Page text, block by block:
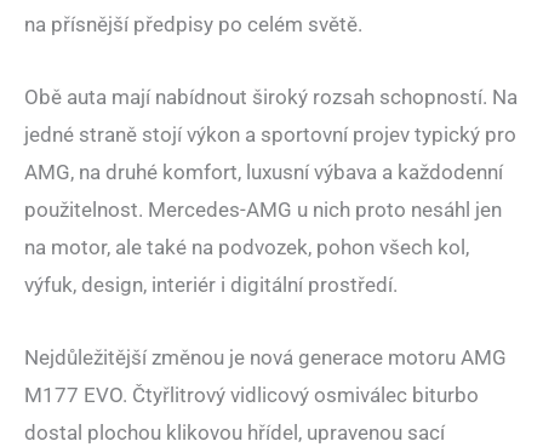
na přísnější předpisy po celém světě.
Obě auta mají nabídnout široký rozsah schopností. Na
jedné straně stojí výkon a sportovní projev typický pro
AMG, na druhé komfort, luxusní výbava a každodenní
použitelnost. Mercedes-AMG u nich proto nesáhl jen
na motor, ale také na podvozek, pohon všech kol,
výfuk, design, interiér i digitální prostředí.
Nejdůležitější změnou je nová generace motoru AMG
M177 EVO. Čtyřlitrový vidlicový osmiválec biturbo
dostal plochou klikovou hřídel, upravenou sací